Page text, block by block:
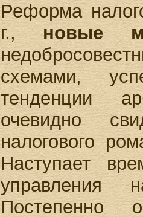
Реформа
г.,новые
схемами,
тенденции
очевидно
налогового
Наступает
управления
Постепенно